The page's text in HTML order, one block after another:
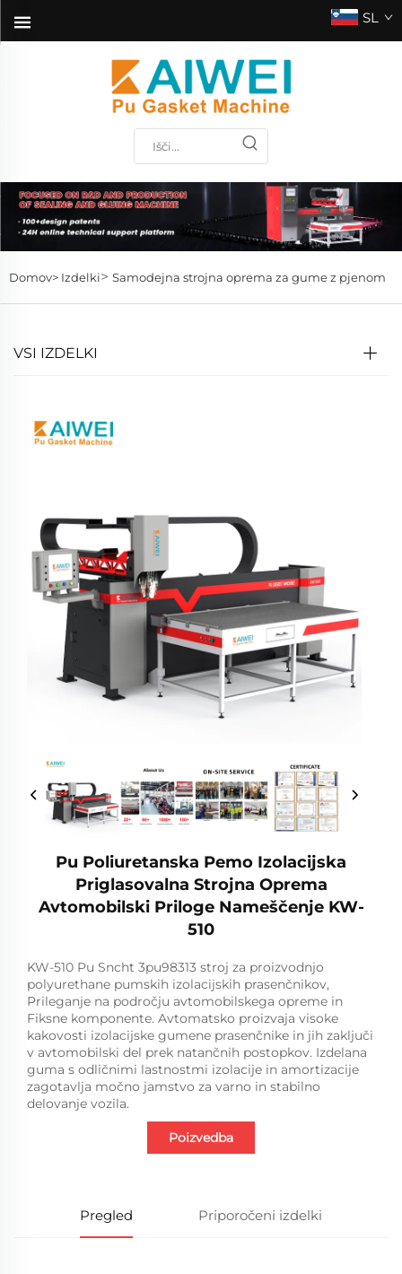
SL
Domov> Izdelki> Samodejna strojna oprema za gume z pjenom
VSI IZDELKI
Pu Poliuretanska Pemo Izolacijska
Priglasovalna Strojna Oprema
Avtomobilski Priloge Nameščenje KW-
510
KW-510 Pu Sncht 3pu98313 stroj za proizvodnjo
polyurethane pumskih izolacijskih prasenčnikov,
Prileganje na področju avtomobilskega opreme in
Fiksne komponente. Avtomatsko proizvaja visoke
kakovosti izolacijske gumene prasenčnike in jih zaključi
v avtomobilski del prek natančnih postopkov. Izdelana
guma s odličnimi lastnostmi izolacije in amortizacije
zagotavlja močno jamstvo za varno in stabilno
delovanje vozila.
Poizvedba
Pregled Priporočeni izdelki